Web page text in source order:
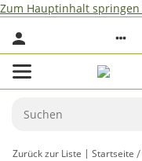
Zum Hauptinhalt springen
Zurück zur Liste Startseite